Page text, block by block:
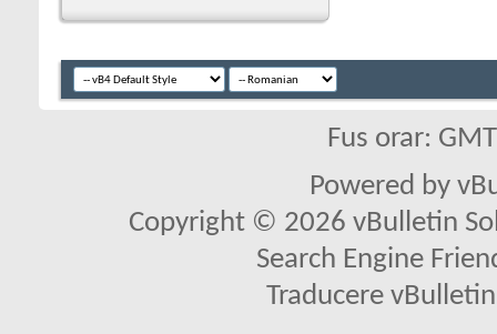
Fus orar:
Powered by
Copyright © 2026 vBulletin
Search Engine
Traducere